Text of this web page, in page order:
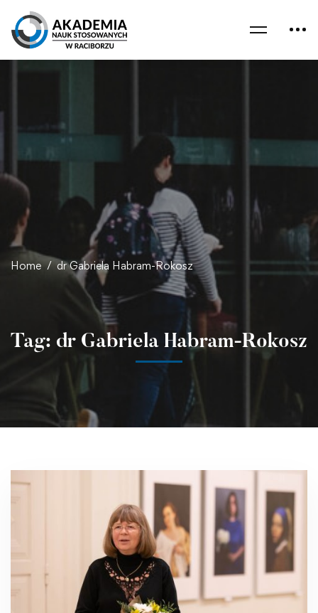
Home dr Gabriela Habram-Rokosz
Tag: dr Gabriela Habram-Rokosz